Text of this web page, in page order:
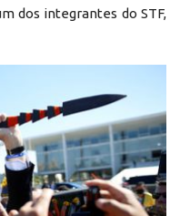
dos integrantes do STF,